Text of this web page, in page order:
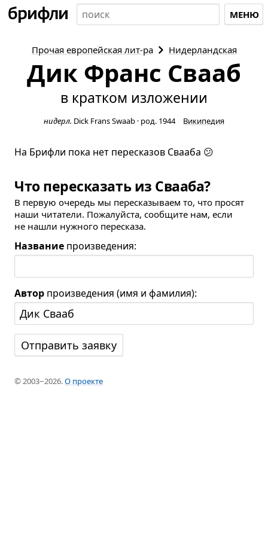
МЕНЮ
Прочая европейская лит-ра Нидерландская
Дик Франс Свааб
в кратком изложении
нидерл. Dick Frans Swaab · род. 1944 Википедия
На Брифли пока нет пересказов Свааба 😕
Что пересказать из Свааба?
В первую очередь мы пересказываем то, что просят
наши читатели. Пожалуйста, сообщите нам, если
не нашли нужного пересказа.
Название произведения:
Автор произведения (имя и фамилия):
© 2003−2026.О проекте